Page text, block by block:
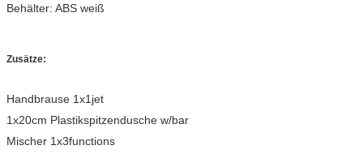
Behälter: ABS weiß
Zusätze:
Handbrause 1x1jet
1x20cm Plastikspitzendusche w/bar
Mischer 1x3functions